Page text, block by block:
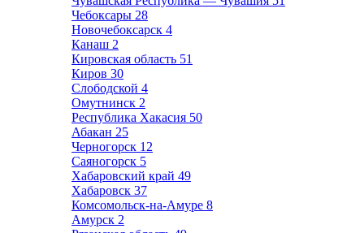
Чебоксары 28
Новочебоксарск 4
Канаш 2
Кировская область 51
Киров 30
Слободской 4
Омутнинск 2
Республика Хакасия 50
Абакан 25
Черногорск 12
Саяногорск 5
Хабаровский край 49
Хабаровск 37
Комсомольск-на-Амуре 8
Амурск 2